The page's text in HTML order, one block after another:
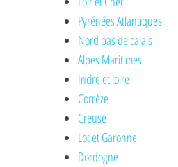
Pyrénées Atlantiques
Nord pas de calais
Alpes Maritimes
Indre et loire
Corrèze
Creuse
Lot et Garonne
Dordogne